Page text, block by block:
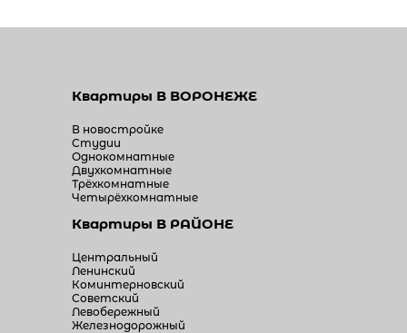
Квартиры В ВОРОНЕЖЕ
В новостройке
Студии
Однокомнатные
Двухкомнатные
Трёхкомнатные
Четырёхкомнатные
Квартиры В РАЙОНЕ
Центральный
Ленинский
Коминтерновский
Советский
Левобережный
Железнодорожный